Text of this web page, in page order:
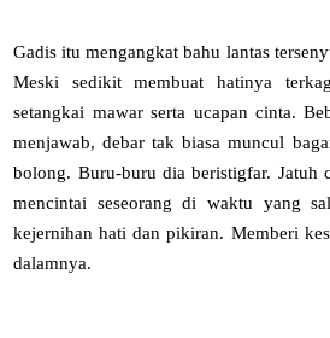
Gadis itu mengangkat bahu lantas
Meski sedikit membuat hatinya
setangkai mawar serta ucapan cinta.
menjawab, debar tak biasa muncul
bolong. Buru-buru dia beristigfar. Jatuh
mencintai seseorang di waktu yang
kejernihan hati dan pikiran. Memberi
dalamnya.